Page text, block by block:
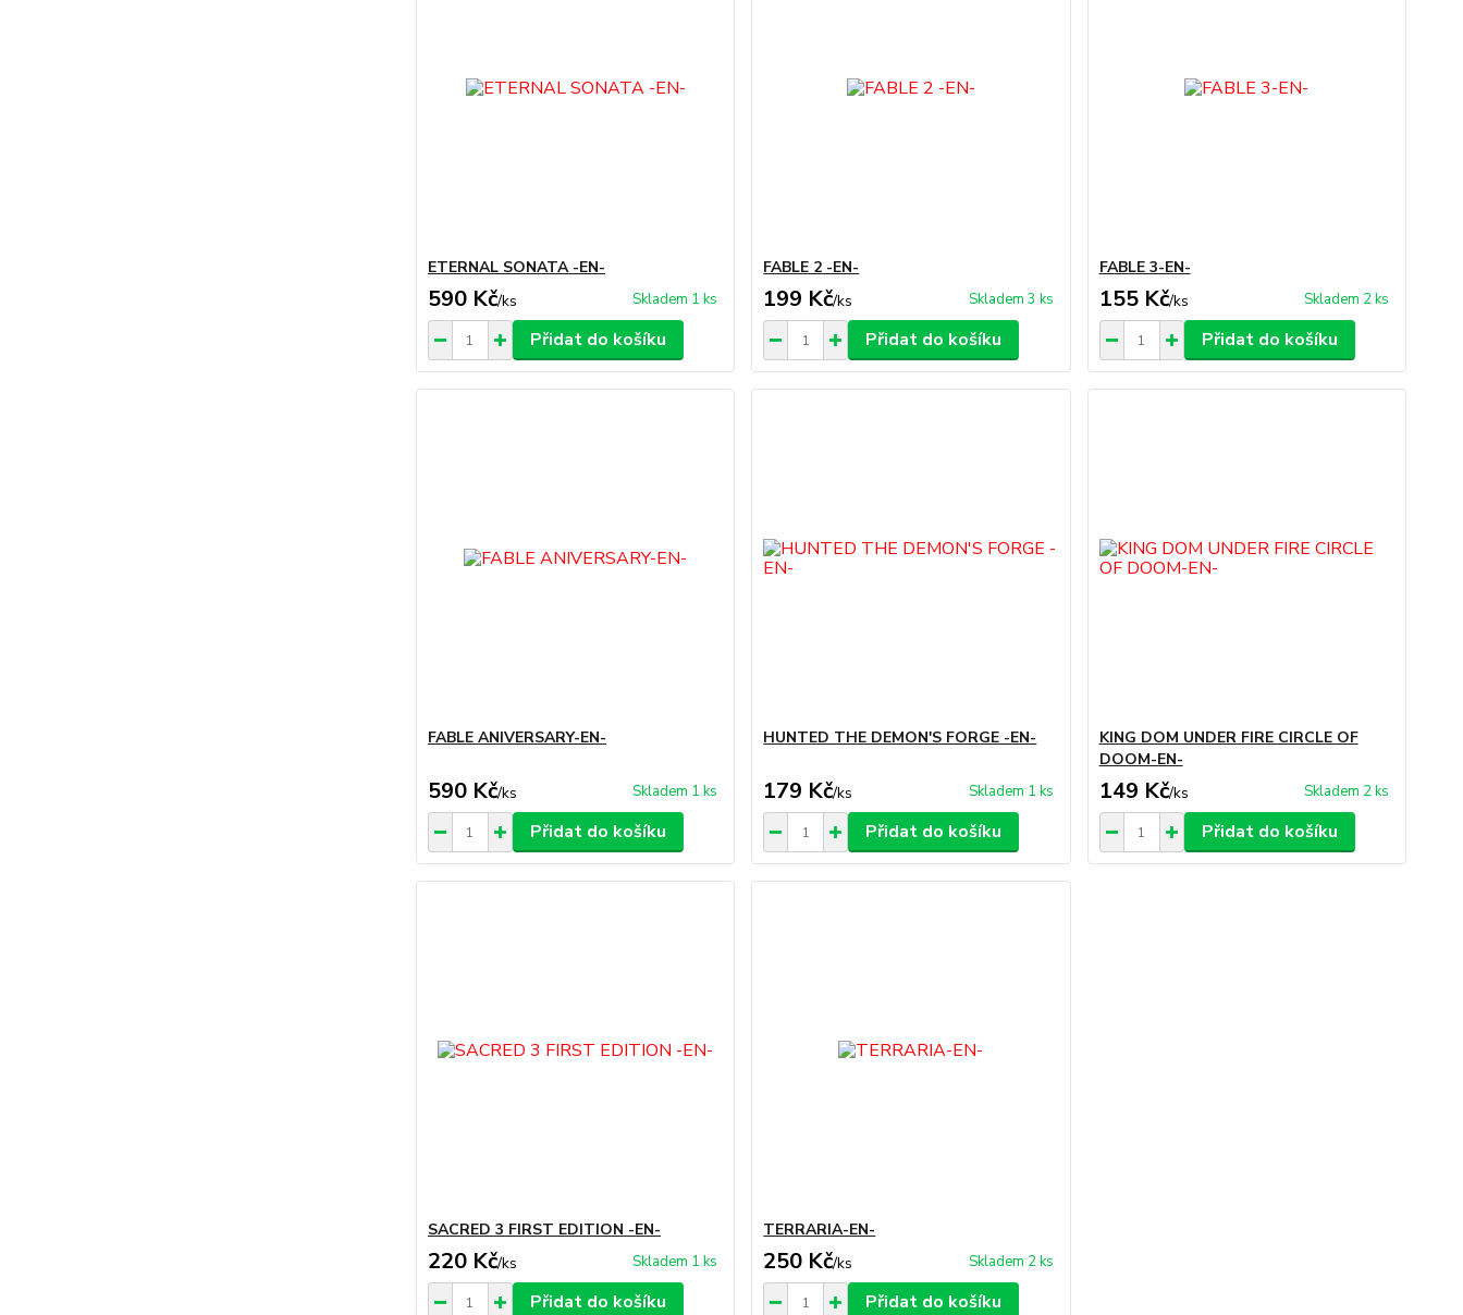
ETERNAL SONATA -EN-
590 Kč/ks Skladem 1 ks
Přidat do košíku
FABLE 2 -EN-
199 Kč/ks Skladem 3 ks
Přidat do košíku
FABLE 3-EN-
155 Kč/ks Skladem 2 ks
Přidat do košíku
FABLE ANIVERSARY-EN-
590 Kč/ks Skladem 1 ks
Přidat do košíku
HUNTED THE DEMON'S FORGE -EN-
179 Kč/ks Skladem 1 ks
Přidat do košíku
KING DOM UNDER FIRE CIRCLE OF
DOOM-EN-
149 Kč/ks Skladem 2 ks
Přidat do košíku
SACRED 3 FIRST EDITION -EN-
220 Kč/ks Skladem 1 ks
Přidat do košíku
TERRARIA-EN-
250 Kč/ks Skladem 2 ks
Přidat do košíku